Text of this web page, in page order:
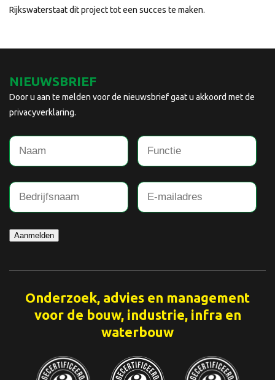
Rijkswaterstaat dit project tot een succes te maken.
NIEUWSBRIEF
Door u aan te melden voor de nieuwsbrief gaat u akkoord met de
privacyverklaring.
Aanmelden
Onderzoek, advies en management
voor de bouw, industrie, infra en
waterbouw